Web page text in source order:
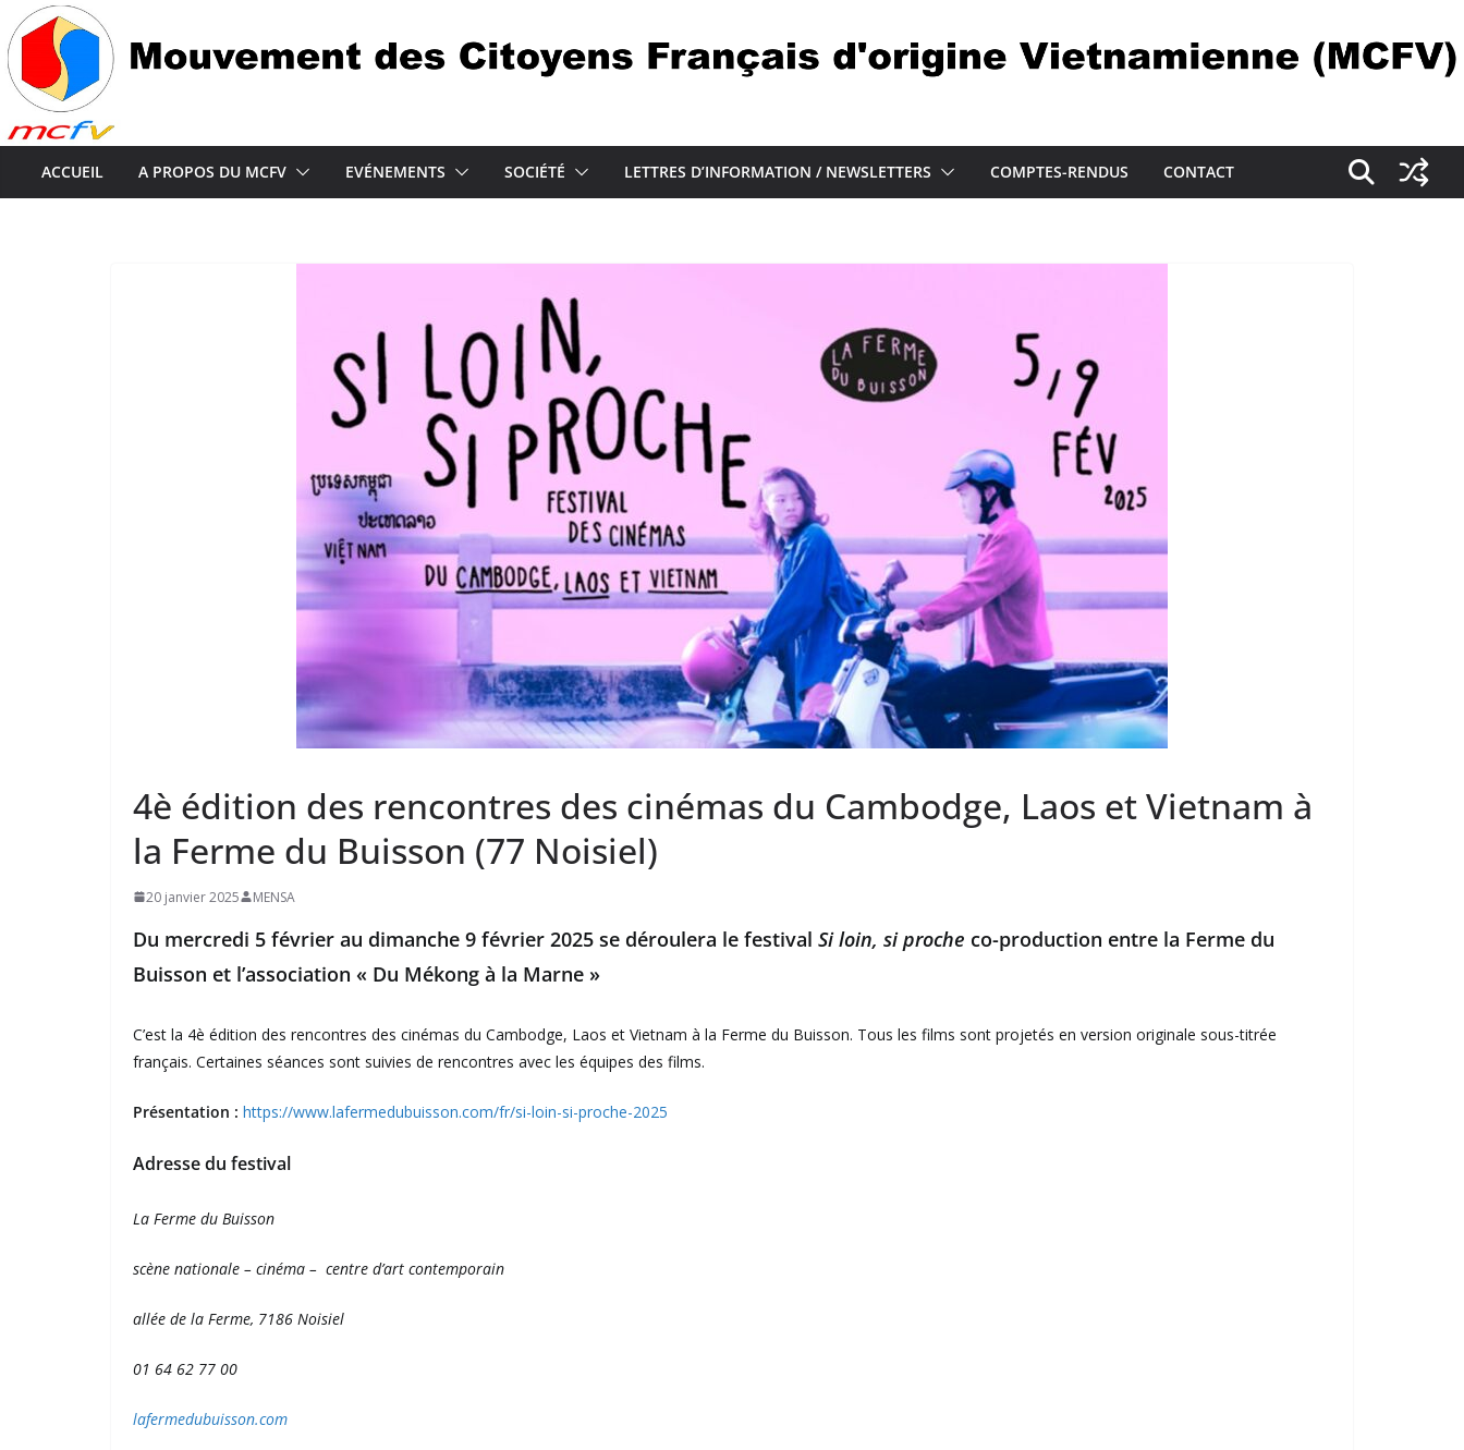
Passer
au
contenu
ACCUEIL A PROPOS DU MCFV EVÉNEMENTS SOCIÉTÉ LETTRES D’INFORMATION / NEWSLETTERS COMPTES-RENDUS CONTACT
4è édition des rencontres des cinémas du Cambodge, Laos et Vietnam à
la Ferme du Buisson (77 Noisiel)
20 janvier 2025 MENSA
Du mercredi 5 février au dimanche 9 février 2025 se déroulera le festival Si loin, si proche co-production entre la Ferme du
Buisson et l’association « Du Mékong à la Marne »
C’est la 4è édition des rencontres des cinémas du Cambodge, Laos et Vietnam à la Ferme du Buisson. Tous les films sont projetés en version originale sous-titrée
français. Certaines séances sont suivies de rencontres avec les équipes des films.
Présentation : https://www.lafermedubuisson.com/fr/si-loin-si-proche-2025
Adresse du festival
La Ferme du Buisson
scène nationale – cinéma – centre d’art contemporain
allée de la Ferme, 7186 Noisiel
01 64 62 77 00
lafermedubuisson.com